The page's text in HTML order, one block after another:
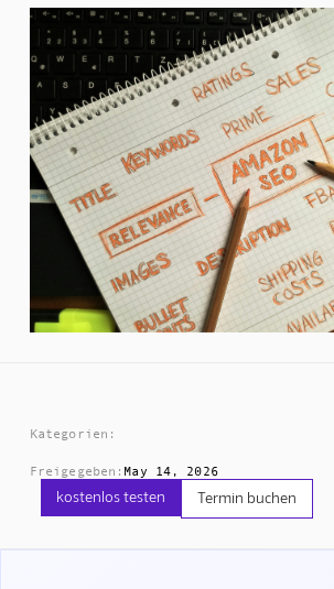
Kategorien:
Freigegeben: May 14, 2026
kostenlos testen Termin buchen